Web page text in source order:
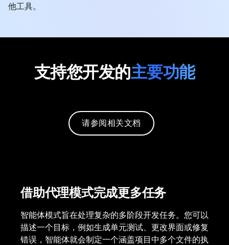
他工具。
支持您开发的主要功能
请参阅相关文档
借助代理模式完成更多任务
智能体模式旨在处理复杂的多阶段开发任务。您可以
描述一个目标，例如生成单元测试、更改界面或修复
错误，智能体就会制定一个涵盖项目中多个文件的执